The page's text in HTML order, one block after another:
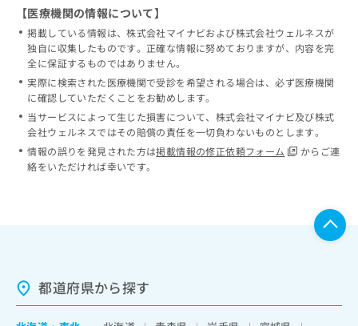
【医療機関の情報について】
掲載している情報は、株式会社マイナビおよび株式会社ウェルネスが
独自に収集したものです。正確な情報に努めておりますが、内容を完
全に保証するものではありません。
実際に検索された医療機関で受診を希望される場合は、必ず医療機関
に確認していただくことをお勧めします。
当サービスによって生じた損害について、株式会社マイナビ及び株式
会社ウェルネスではその賠償の責任を一切負わないものとします。
情報の誤りを発見された方は掲載情報の修正依頼フォーム
からご連
絡をいただければ幸いです。
都道府県から探す